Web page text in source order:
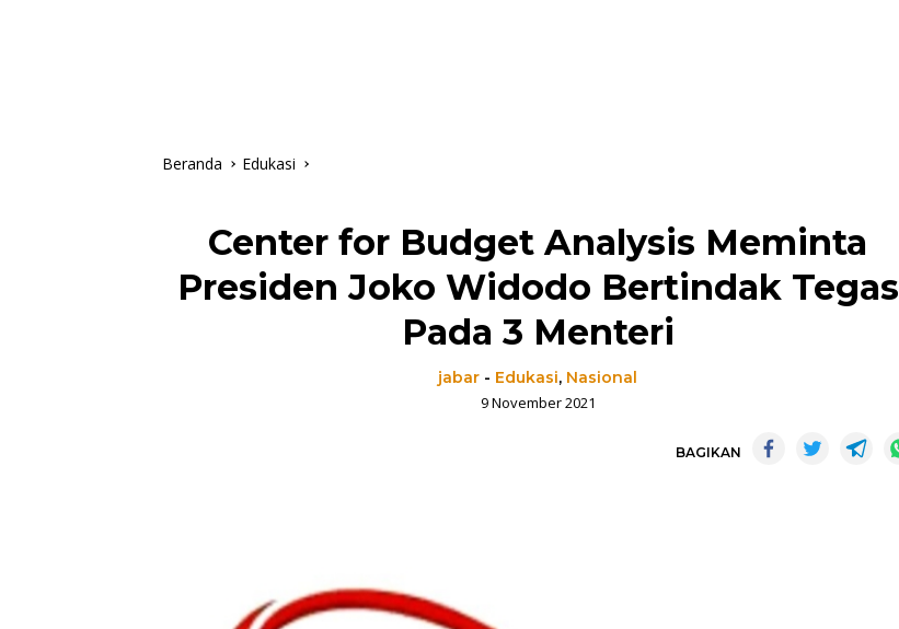
Beranda Edukasi
Center for Budget Analysis Meminta
Presiden Joko Widodo Bertindak Tegas
Pada 3 Menteri
jabar - Edukasi, Nasional
9 November 2021
BAGIKAN